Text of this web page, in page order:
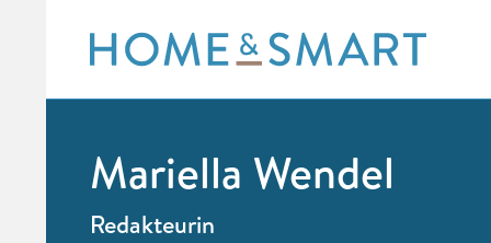
content
Mariella Wendel
Redakteurin